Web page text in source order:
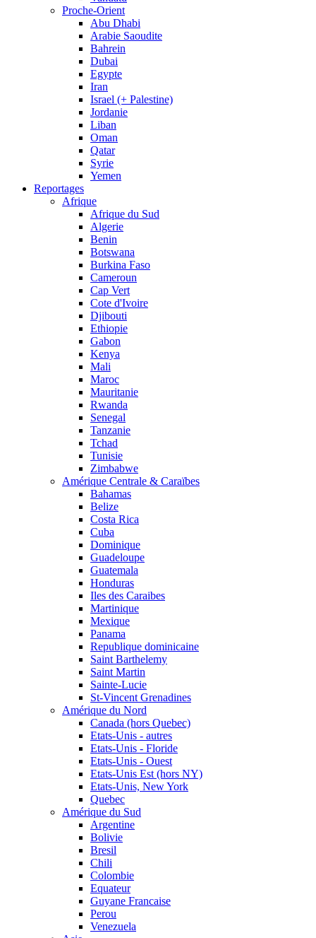
Proche-Orient
Abu Dhabi
Arabie Saoudite
Bahrein
Dubai
Egypte
Iran
Israel (+ Palestine)
Jordanie
Liban
Oman
Qatar
Syrie
Yemen
Reportages
Afrique
Afrique du Sud
Algerie
Benin
Botswana
Burkina Faso
Cameroun
Cap Vert
Cote d'Ivoire
Djibouti
Ethiopie
Gabon
Kenya
Mali
Maroc
Mauritanie
Rwanda
Senegal
Tanzanie
Tchad
Tunisie
Zimbabwe
Amérique Centrale & Caraïbes
Bahamas
Belize
Costa Rica
Cuba
Dominique
Guadeloupe
Guatemala
Honduras
Iles des Caraibes
Martinique
Mexique
Panama
Republique dominicaine
Saint Barthelemy
Saint Martin
Sainte-Lucie
St-Vincent Grenadines
Amérique du Nord
Canada (hors Quebec)
Etats-Unis - autres
Etats-Unis - Floride
Etats-Unis - Ouest
Etats-Unis Est (hors NY)
Etats-Unis, New York
Quebec
Amérique du Sud
Argentine
Bolivie
Bresil
Chili
Colombie
Equateur
Guyane Francaise
Perou
Venezuela